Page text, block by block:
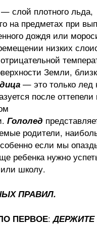
— слой плотного льда,
на предметах при
дождя или
низких
Земли,
— это только лед
после
Гололед
родители,
если мы
ребенка нужно
школу.
ПРАВИЛ.
ПЕРВОЕ:ДЕРЖИТЕ